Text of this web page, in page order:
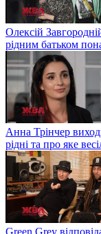
Олексій
рідним батьком
Анна Трінчер
рідні та про яке
Green Grey